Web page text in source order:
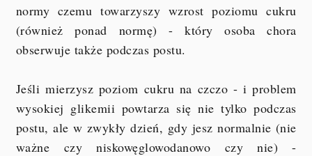
normy czemu towarzyszy wzrost poziomu cukru
(również ponad normę) - który osoba chora
obserwuje także podczas postu.
Jeśli mierzysz poziom cukru na czczo - i problem
wysokiej glikemii powtarza się nie tylko podczas
postu, ale w zwykły dzień, gdy jesz normalnie (nie
ważne czy niskowęglowodanowo czy nie) -